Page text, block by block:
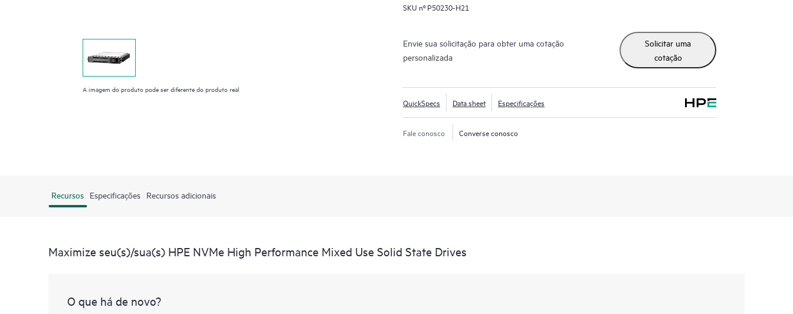
A imagem do produto pode ser diferente do produto real
SKU nº P50230-H21
Envie sua solicitação para obter uma cotação
personalizada
Solicitar uma
cotação
QuickSpecs Data sheet Especificações
Fale conosco Converse conosco
Recursos Especificações Recursos adicionais
Maximize seu(s)/sua(s) HPE NVMe High Performance Mixed Use Solid State Drives
O que há de novo?